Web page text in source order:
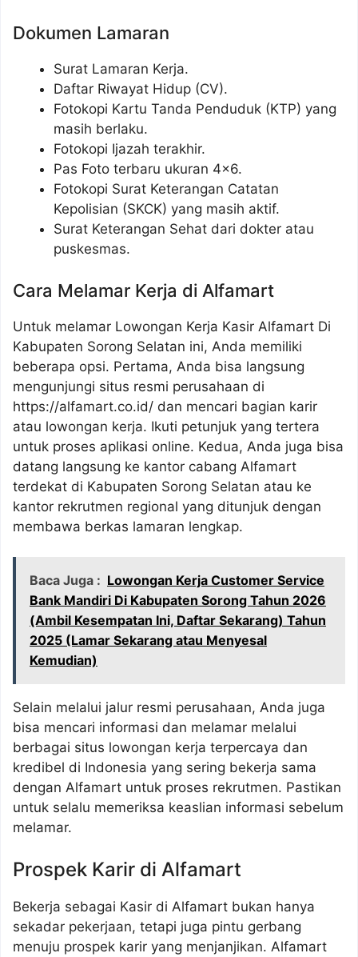
Dokumen Lamaran
Surat Lamaran Kerja.
Daftar Riwayat Hidup (CV).
Fotokopi Kartu Tanda Penduduk (KTP) yang
masih berlaku.
Fotokopi Ijazah terakhir.
Pas Foto terbaru ukuran 4×6.
Fotokopi Surat Keterangan Catatan
Kepolisian (SKCK) yang masih aktif.
Surat Keterangan Sehat dari dokter atau
puskesmas.
Cara Melamar Kerja di Alfamart
Untuk melamar Lowongan Kerja Kasir Alfamart Di
Kabupaten Sorong Selatan ini, Anda memiliki
beberapa opsi. Pertama, Anda bisa langsung
mengunjungi situs resmi perusahaan di
https://alfamart.co.id/ dan mencari bagian karir
atau lowongan kerja. Ikuti petunjuk yang tertera
untuk proses aplikasi online. Kedua, Anda juga bisa
datang langsung ke kantor cabang Alfamart
terdekat di Kabupaten Sorong Selatan atau ke
kantor rekrutmen regional yang ditunjuk dengan
membawa berkas lamaran lengkap.
Baca Juga : Lowongan Kerja Customer Service
Bank Mandiri Di Kabupaten Sorong Tahun 2026
(Ambil Kesempatan Ini, Daftar Sekarang) Tahun
2025 (Lamar Sekarang atau Menyesal
Kemudian)
Selain melalui jalur resmi perusahaan, Anda juga
bisa mencari informasi dan melamar melalui
berbagai situs lowongan kerja terpercaya dan
kredibel di Indonesia yang sering bekerja sama
dengan Alfamart untuk proses rekrutmen. Pastikan
untuk selalu memeriksa keaslian informasi sebelum
melamar.
Prospek Karir di Alfamart
Bekerja sebagai Kasir di Alfamart bukan hanya
sekadar pekerjaan, tetapi juga pintu gerbang
menuju prospek karir yang menjanjikan. Alfamart